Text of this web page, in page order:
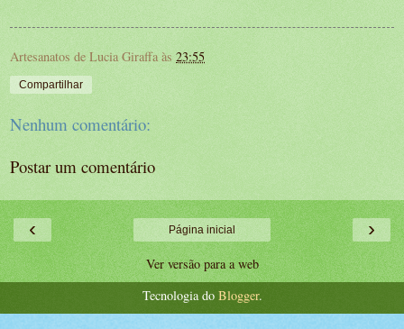
Artesanatos de Lucia Giraffa às 23:55
Compartilhar
Nenhum comentário:
Postar um comentário
‹ ›
Página inicial
Ver versão para a web
Tecnologia do Blogger.